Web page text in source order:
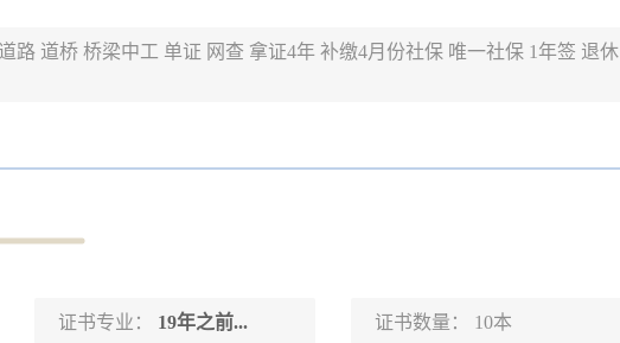
路 道桥 桥梁中工 单证 网查 拿证4年 补缴4月份社保 唯一社保 1年签 退休
证书专业： 19年之前... 证书数量： 10本